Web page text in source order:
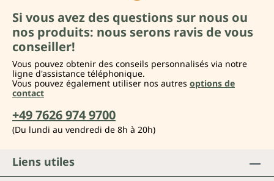
Si vous avez des questions sur nous ou
nos produits: nous serons ravis de vous
conseiller!
Vous pouvez obtenir des conseils personnalisés via notre
ligne d'assistance téléphonique.
Vous pouvez également utiliser nos autres options de
contact
+49 7626 974 9700
(Du lundi au vendredi de 8h à 20h)
Liens utiles